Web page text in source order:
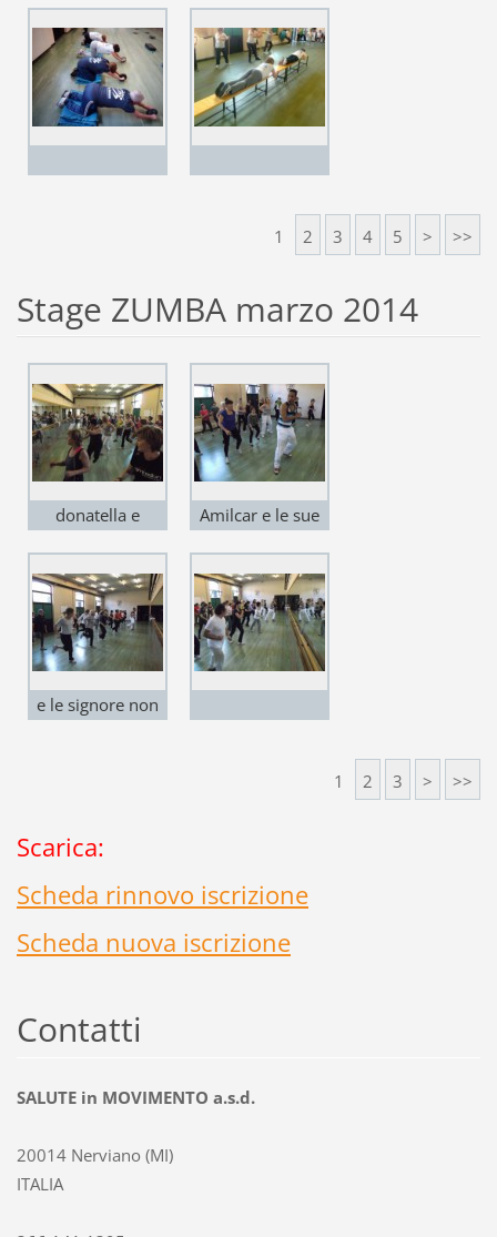
1 2 3 4 5 > >>
Stage ZUMBA marzo 2014
donatella e
Amilcar e le sue
e le signore non
1
2 3 > >>
Scarica:
Scheda rinnovo iscrizione
Scheda nuova iscrizione
Contatti
SALUTE in MOVIMENTO a.s.d.
20014 Nerviano (MI)
ITALIA